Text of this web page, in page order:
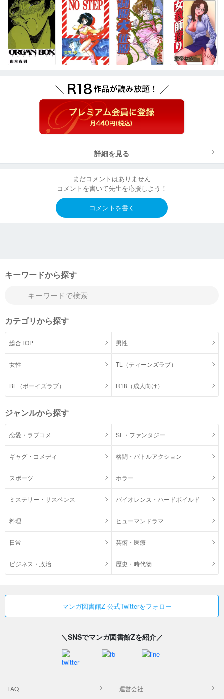
詳細を見る
まだコメントはありません
コメントを書いて先生を応援しよう！
コメントを書く
キーワードから探す
カテゴリから探す
総合TOP 男性
女性 TL（ティーンズラブ）
BL（ボーイズラブ） R18（成人向け）
ジャンルから探す
恋愛・ラブコメ SF・ファンタジー
ギャグ・コメディ 格闘・バトルアクション
スポーツ ホラー
ミステリー・サスペンス バイオレンス・ハードボイルド
料理 ヒューマンドラマ
日常 芸術・医療
ビジネス・政治 歴史・時代物
マンガ図書館Z 公式Twitterをフォロー
＼SNSでマンガ図書館Zを紹介／
FAQ 運営会社